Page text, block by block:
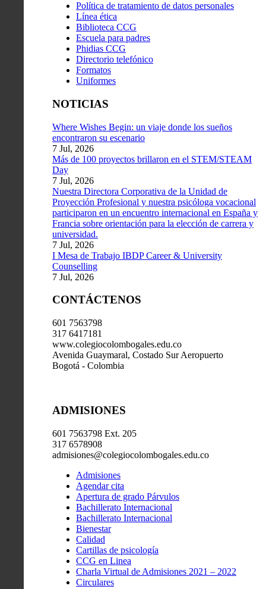
Política de tratamiento de datos personales
Línea ética
Biblioteca CCG
Escuela para padres
Phidias CCG
Directorio telefónico
Formatos
Uniformes
NOTICIAS
Where Wishes Begin: un viaje donde los sueños
encontraron su escenario
7 Jul, 2026
Más de 100 proyectos brillaron en el STEM/STEAM
Day
7 Jul, 2026
Nuestra Directora Corporativa de la Unidad de
Proyección Profesional y nuestra psicóloga vocacional
participaron en un encuentro internacional en España y
Francia sobre orientación para la elección de carrera y
universidad.
7 Jul, 2026
I Mesa de Trabajo IBDP Career & University
Counselling
7 Jul, 2026
CONTÁCTENOS
601 7563798
317 6417181
www.colegiocolombogales.edu.co
Avenida Guaymaral, Costado Sur Aeropuerto
Bogotá - Colombia
ADMISIONES
601 7563798 Ext. 205
317 6578908
admisiones@colegiocolombogales.edu.co
Admisiones
Agendar cita
Apertura de grado Párvulos
Bachillerato Internacional
Bachillerato Internacional
Bienestar
Calidad
Cartillas de psicología
CCG en Linea
Charla Virtual de Admisiones 2021 – 2022
Circulares